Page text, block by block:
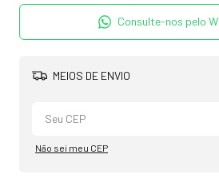
Consulte-nos pelo
MEIOS DE ENVIO
Não sei meu CEP